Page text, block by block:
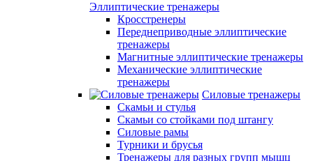
Эллиптические тренажеры
Кросстренеры
Переднеприводные эллиптические
тренажеры
Магнитные эллиптические тренажеры
Механические эллиптические
тренажеры
Силовые тренажеры
Скамьи и стулья
Скамьи со стойками под штангу
Силовые рамы
Турники и брусья
Тренажеры для разных групп мышц